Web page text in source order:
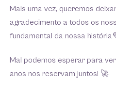
Mais uma vez, queremos
agradecimento a todos os
fundamental da nossa
Mal podemos esperar para
anos nos reservam juntos! 🚀